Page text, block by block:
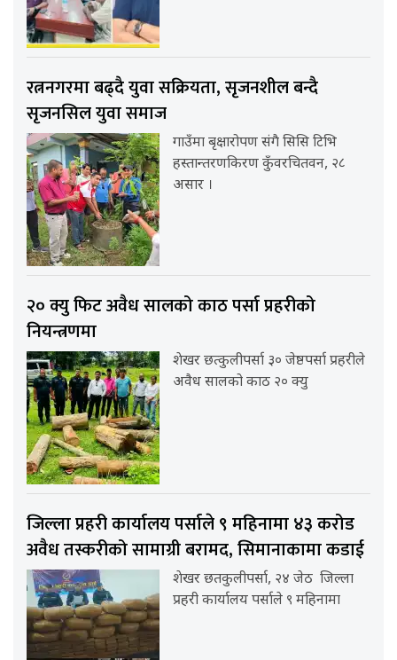
रत्ननगरमा बढ्दै युवा सक्रियता, सृजनशील बन्दै
सृजनसिल युवा समाज
गाउँमा बृक्षारोपण संगै सिसि टिभि
हस्तान्तरणकिरण कुँवरचितवन, २८
असार ।
२० क्यु फिट अवैध सालको काठ पर्सा प्रहरीको
नियन्त्रणमा
शेखर छत्कुलीपर्सा ३० जेष्ठपर्सा प्रहरीले
अवैध सालको काठ २० क्यु
जिल्ला प्रहरी कार्यालय पर्साले ९ महिनामा ४३ करोड
अवैध तस्करीको सामाग्री बरामद, सिमानाकामा कडाई
शेखर छतकुलीपर्सा, २४ जेठ जिल्ला
प्रहरी कार्यालय पर्साले ९ महिनामा